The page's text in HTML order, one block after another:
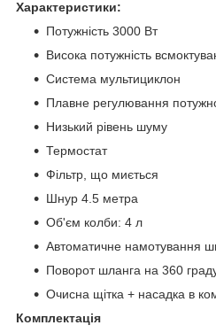
Характеристики:
Потужність 3000 Вт
Висока потужність
Система мультициклон
Плавне регулювання
Низький рівень шуму
Термостат
Фільтр, що миється
Шнур 4.5 метра
Об'єм колби: 4 л
Автоматичне намотування
Поворот шланга на 360
Очисна щітка + насадка в
Комплектація